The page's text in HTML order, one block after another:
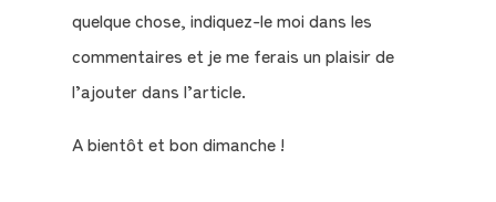
quelque chose, indiquez-le moi dans les
commentaires et je me ferais un plaisir de
l’ajouter dans l’article.
A bientôt et bon dimanche !